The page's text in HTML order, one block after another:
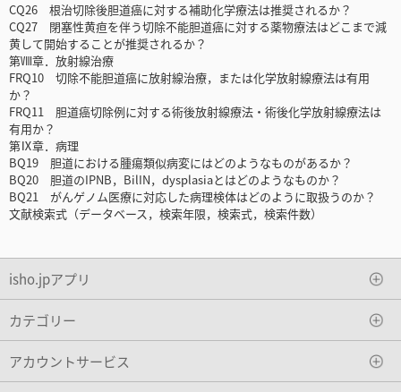
CQ26 根治切除後胆道癌に対する補助化学療法は推奨されるか？
CQ27 閉塞性黄疸を伴う切除不能胆道癌に対する薬物療法はどこまで減
黄して開始することが推奨されるか？
第Ⅷ章．放射線治療
FRQ10 切除不能胆道癌に放射線治療，または化学放射線療法は有用
か？
FRQ11 胆道癌切除例に対する術後放射線療法・術後化学放射線療法は
有用か？
第Ⅸ章．病理
BQ19 胆道における腫瘍類似病変にはどのようなものがあるか？
BQ20 胆道のIPNB，BilIN，dysplasiaとはどのようなものか？
BQ21 がんゲノム医療に対応した病理検体はどのように取扱うのか？
文献検索式（データベース，検索年限，検索式，検索件数）
isho.jpアプリ
カテゴリー
アカウントサービス